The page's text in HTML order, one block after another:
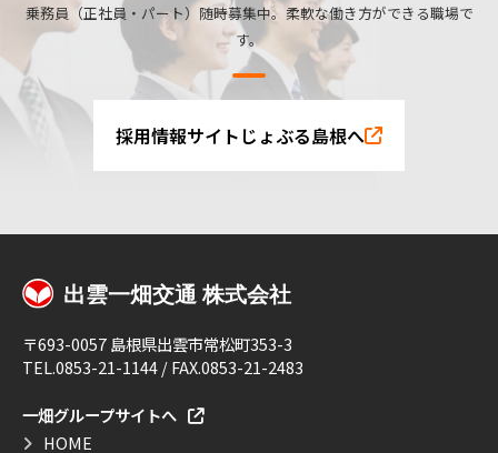
乗務員（正社員・パート）随時募集中。柔軟な働き方ができる職場で
す。
採用情報サイトじょぶる島根へ
〒693-0057 島根県出雲市常松町353-3
TEL.0853-21-1144 / FAX.0853-21-2483
一畑グループサイトへ
HOME